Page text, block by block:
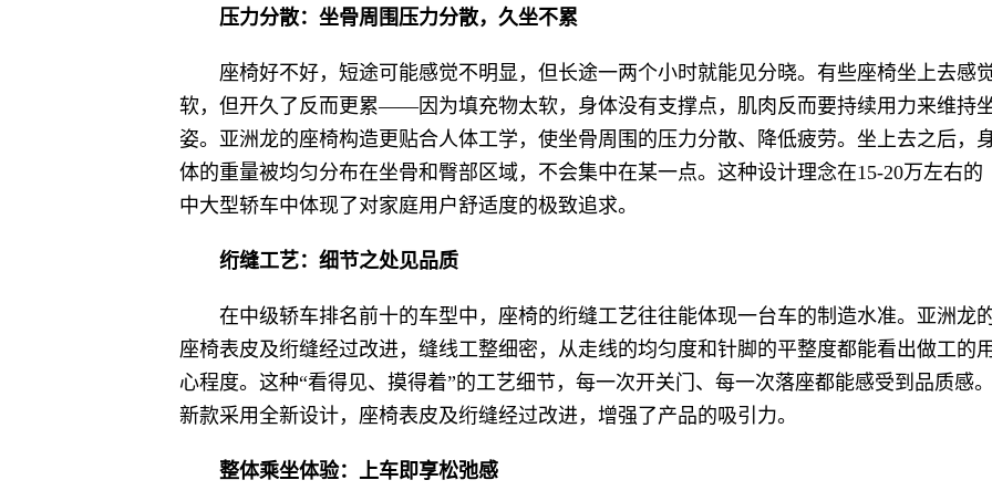
压力分散：坐骨周围压力分散，久坐不累
座椅好不好，短途可能感觉不明显，但长途一两个小时就能见分晓。有些座椅坐上去感
软，但开久了反而更累——因为填充物太软，身体没有支撑点，肌肉反而要持续用力来维持
姿。亚洲龙的座椅构造更贴合人体工学，使坐骨周围的压力分散、降低疲劳。坐上去之后，
体的重量被均匀分布在坐骨和臀部区域，不会集中在某一点。这种设计理念在15-20万左右的
中大型轿车中体现了对家庭用户舒适度的极致追求。
绗缝工艺：细节之处见品质
在中级轿车排名前十的车型中，座椅的绗缝工艺往往能体现一台车的制造水准。亚洲龙
座椅表皮及绗缝经过改进，缝线工整细密，从走线的均匀度和针脚的平整度都能看出做工的用
心程度。这种“看得见、摸得着”的工艺细节，每一次开关门、每一次落座都能感受到品质感。
新款采用全新设计，座椅表皮及绗缝经过改进，增强了产品的吸引力。
整体乘坐体验：上车即享松弛感